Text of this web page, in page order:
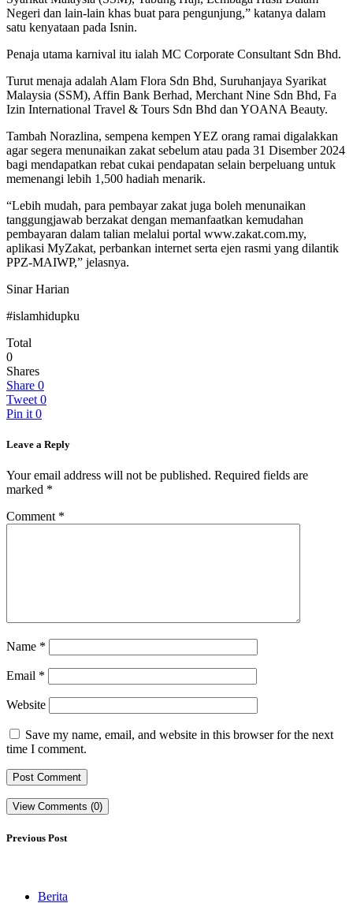
Negeri dan lain-lain khas buat para pengunjung,” katanya dalam
satu kenyataan pada Isnin.
Penaja utama karnival itu ialah MC Corporate Consultant Sdn Bhd.
Turut menaja adalah Alam Flora Sdn Bhd, Suruhanjaya Syarikat
Malaysia (SSM), Affin Bank Berhad, Merchant Nine Sdn Bhd, Fa
Izin International Travel & Tours Sdn Bhd dan YOANA Beauty.
Tambah Norazlina, sempena kempen YEZ orang ramai digalakkan
agar segera menunaikan zakat sebelum atau pada 31 Disember 2024
bagi mendapatkan rebat cukai pendapatan selain berpeluang untuk
memenangi lebih 1,500 hadiah menarik.
“Lebih mudah, para pembayar zakat juga boleh menunaikan
tanggungjawab berzakat dengan memanfaatkan kemudahan
pembayaran dalam talian melalui portal www.zakat.com.my,
aplikasi MyZakat, perbankan internet serta ejen rasmi yang dilantik
PPZ-MAIWP,” jelasnya.
Sinar Harian
#islamhidupku
Total
0
Shares
Share 0
Tweet 0
Pin it 0
Leave a Reply
Your email address will not be published. Required fields are
marked *
Comment *
Name *
Email *
Website
Save my name, email, and website in this browser for the next
time I comment.
View Comments (0)
Previous Post
Berita